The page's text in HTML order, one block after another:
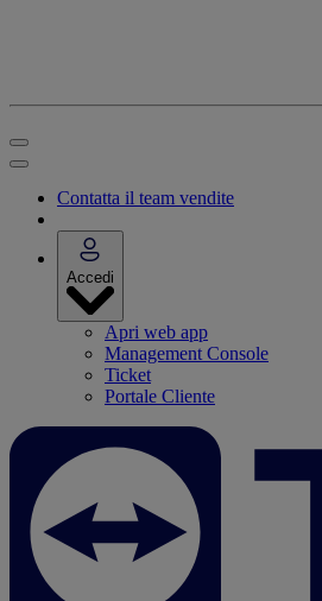
Contatta il team vendite
Accedi
Apri web app
Management Console
Ticket
Portale Cliente